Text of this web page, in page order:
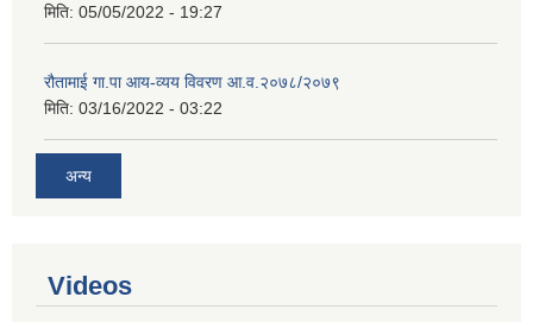
मिति: 05/05/2022 - 19:27
रौतामाई गा.पा आय-व्यय विवरण आ.व.२०७८/२०७९
मिति: 03/16/2022 - 03:22
अन्य
Videos